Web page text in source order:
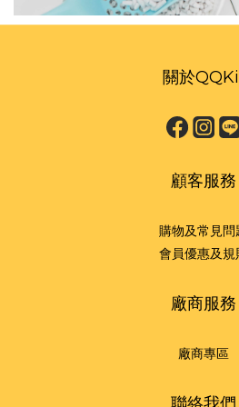
關於
顧客服務
購物及常見問
會員優惠及規
廠商服務
廠商專區